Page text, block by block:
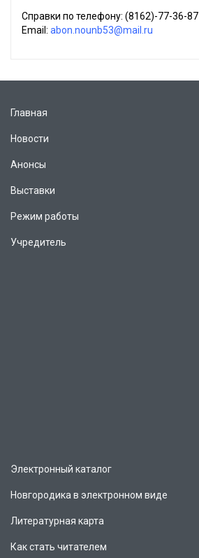
Справки по телефону: (8162)-77-36-87
Еmail: abon.nounb53@mail.ru
Главная
Новости
Анонсы
Выставки
Режим работы
Учредитель
Электронный каталог
Новгородика в электронном виде
Литературная карта
Как стать читателем